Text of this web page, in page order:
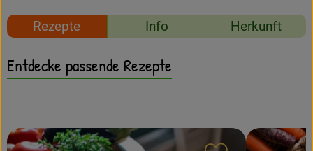
Entdecken
Über uns
Rezepte Info Herkunft
Entdecke passende Rezepte